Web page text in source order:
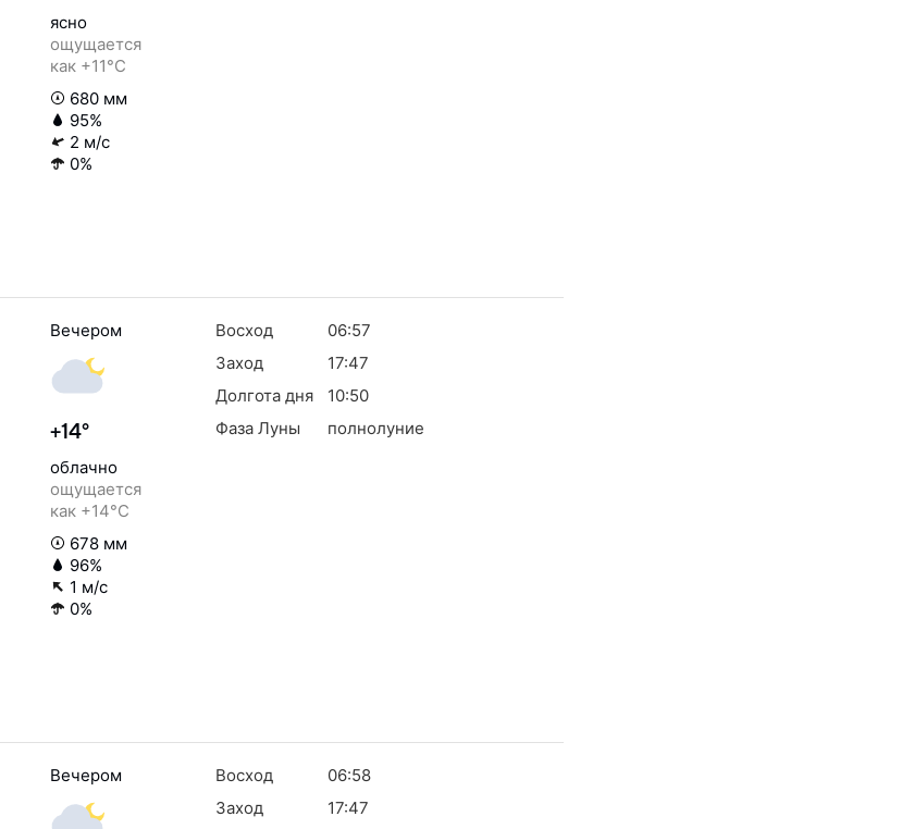
ясно
ощущается
как +11°C
680 мм
95%
2 м/с
0%
Вечером
+14°
облачно
ощущается
как +14°C
678 мм
96%
1 м/с
0%
Восход
06:57
Заход
17:47
Долгота дня
10:50
Фаза Луны
полнолуние
Вечером Восход
06:58
Заход
17:47